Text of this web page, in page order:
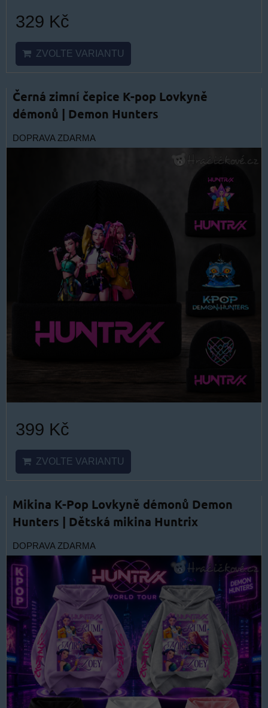
329 Kč
ZVOLTE VARIANTU
Černá zimní čepice K-pop Lovkyně
démonů | Demon Hunters
DOPRAVA ZDARMA
399 Kč
ZVOLTE VARIANTU
Mikina K-Pop Lovkyně démonů Demon
Hunters | Dětská mikina Huntrix
DOPRAVA ZDARMA